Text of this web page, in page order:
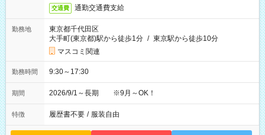
交通費 通勤交通費支給
勤務地
東京都千代田区
大手町(東京都)駅から徒歩1分 / 東京駅から徒歩10分
マスコミ関連
勤務時間 9:30～17:30
期間 2026/9/1～長期 ※9月～OK！
特徴 履歴書不要 / 服装自由